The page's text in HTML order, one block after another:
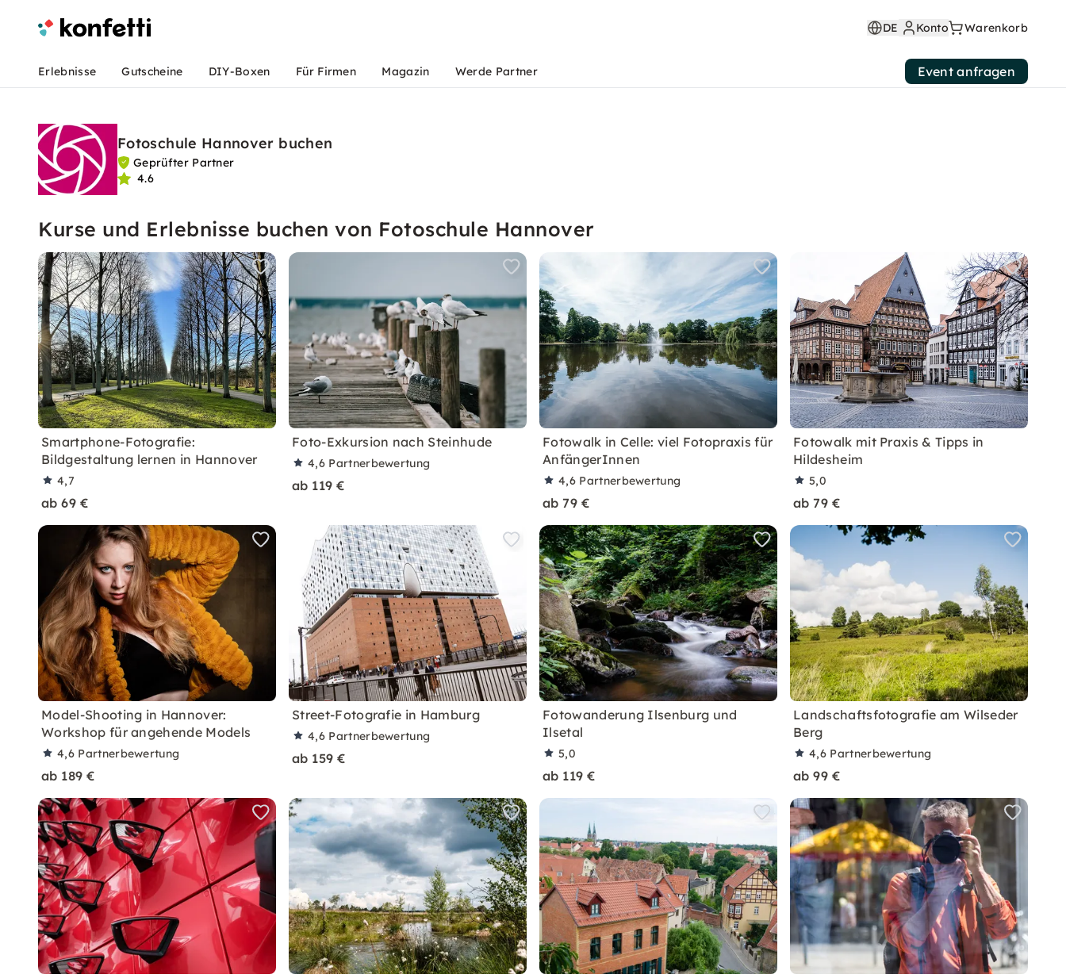
DE Konto Warenkorb
Erlebnisse Gutscheine DIY-Boxen Für Firmen Magazin Werde Partner Event anfragen
Fotoschule Hannover buchen
Geprüfter Partner
4.6
Kurse und Erlebnisse buchen von Fotoschule Hannover
Smartphone-Fotografie:
Bildgestaltung lernen in Hannover
4,7
ab 69 €
Foto-Exkursion nach Steinhude
4,6 Partnerbewertung
ab 119 €
Fotowalk in Celle: viel Fotopraxis für
AnfängerInnen
4,6 Partnerbewertung
ab 79 €
Fotowalk mit Praxis & Tipps in
Hildesheim
5,0
ab 79 €
Model-Shooting in Hannover:
Workshop für angehende Models
4,6 Partnerbewertung
ab 189 €
Street-Fotografie in Hamburg
4,6 Partnerbewertung
ab 159 €
Fotowanderung Ilsenburg und
Ilsetal
5,0
ab 119 €
Landschaftsfotografie am Wilseder
Berg
4,6 Partnerbewertung
ab 99 €